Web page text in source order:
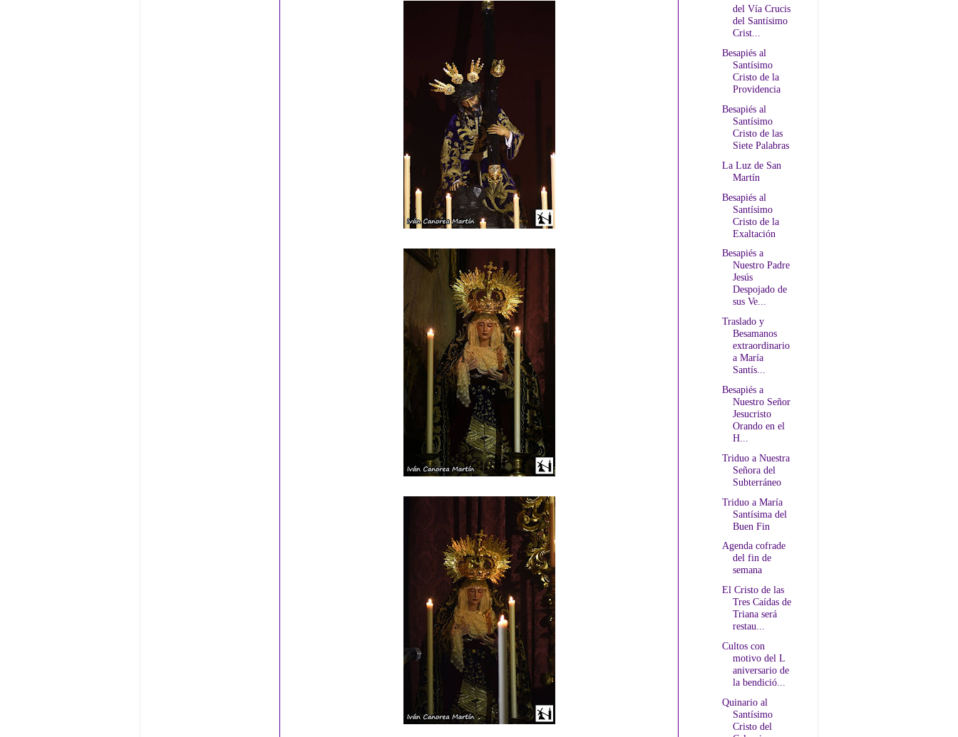
del Vía Crucis
del Santísimo
Crist...
Besapiés al
Santísimo
Cristo de la
Providencia
Besapiés al
Santísimo
Cristo de las
Siete Palabras
La Luz de San
Martín
Besapiés al
Santísimo
Cristo de la
Exaltación
Besapiés a
Nuestro Padre
Jesús
Despojado de
sus Ve...
Traslado y
Besamanos
extraordinario
a María
Santís...
Besapiés a
Nuestro Señor
Jesucristo
Orando en el
H...
Triduo a Nuestra
Señora del
Subterráneo
Triduo a María
Santísima del
Buen Fin
Agenda cofrade
del fin de
semana
El Cristo de las
Tres Caídas de
Triana será
restau...
Cultos con
motivo del L
aniversario de
la bendició...
Quinario al
Santísimo
Cristo del